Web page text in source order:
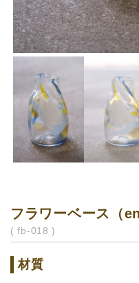
フラワーベース（
( fb-018 )
材質